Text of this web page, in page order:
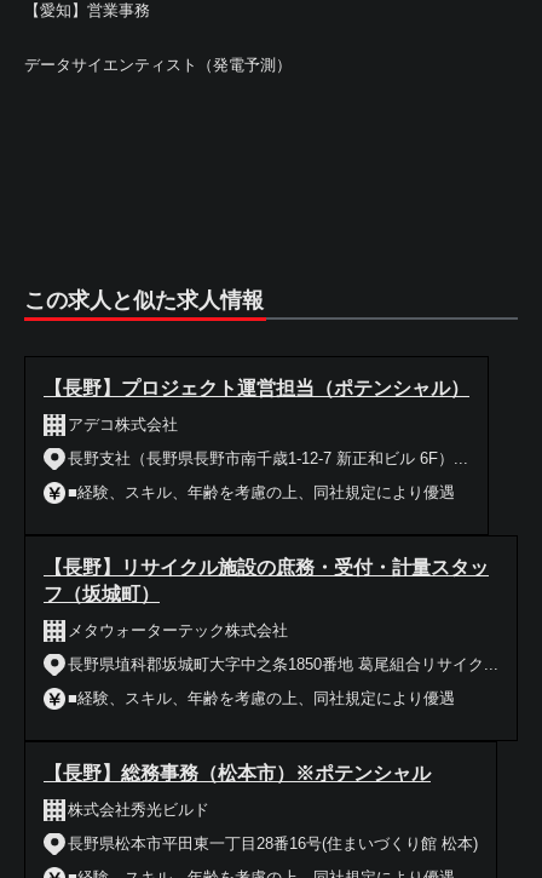
【愛知】営業事務
データサイエンティスト（発電予測）
この求人と似た求人情報
【長野】プロジェクト運営担当（ポテンシャル）
アデコ株式会社
長野支社（長野県長野市南千歳1-12-7 新正和ビル 6F）...
■経験、スキル、年齢を考慮の上、同社規定により優遇
【長野】リサイクル施設の庶務・受付・計量スタッ
フ（坂城町）
メタウォーターテック株式会社
長野県埴科郡坂城町大字中之条1850番地 葛尾組合リサイク...
■経験、スキル、年齢を考慮の上、同社規定により優遇
【長野】総務事務（松本市）※ポテンシャル
株式会社秀光ビルド
長野県松本市平田東一丁目28番16号(住まいづくり館 松本)